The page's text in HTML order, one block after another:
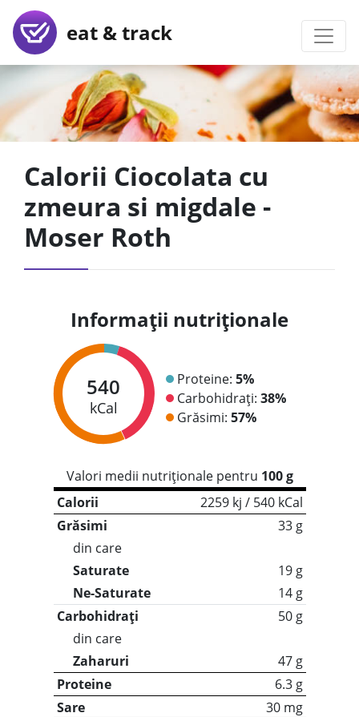
eat & track
Calorii Ciocolata cu
zmeura si migdale -
Moser Roth
Informații nutriționale
540
kCal
Proteine: 5%
Carbohidrați: 38%
Grăsimi: 57%
Valori medii nutriționale pentru 100 g
Calorii
2259 kj / 540 kCal
Grăsimi
33 g
din care
Saturate
19 g
Ne-Saturate
14 g
Carbohidrați
50 g
din care
Zaharuri
47 g
Proteine
6.3 g
Sare
30 mg